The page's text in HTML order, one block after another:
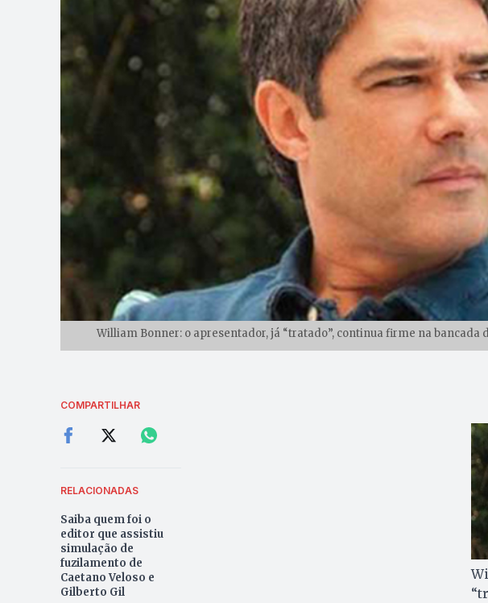
William Bonner: o apresentador, já “tratado”, continua firme na bancada
COMPARTILHAR
RELACIONADAS
Saiba quem foi o
editor que assistiu
simulação de
fuzilamento de
Caetano Veloso e
Gilberto Gil